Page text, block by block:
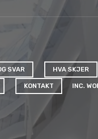
SVAR HVA SKJER
KONTAKT INC.